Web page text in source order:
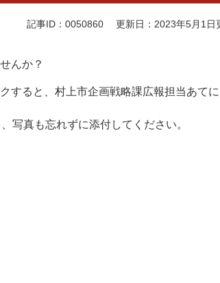
記事ID：0050860 更新日：2023年5月1日
んか？
すると、村上市企画戦略課広報担当あて
写真も忘れずに添付してください。